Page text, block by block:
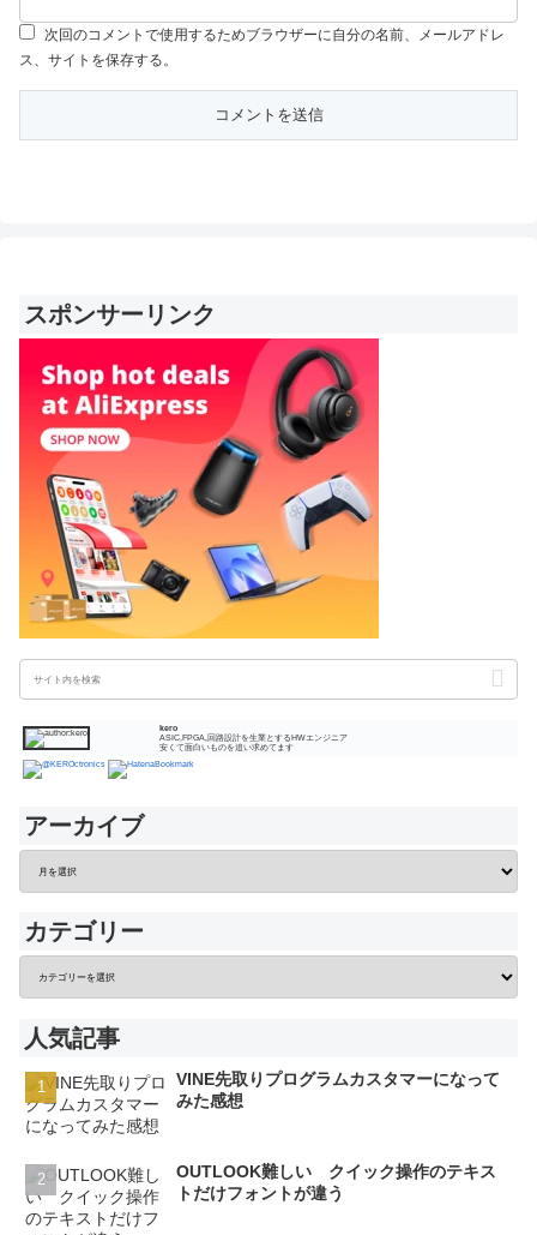
次回のコメントで使用するためブラウザーに自分の名前、メールアドレ
ス、サイトを保存する。
スポンサーリンク
kero
ASIC,FPGA,回路設計を生業とするHWエンジニア
安くて面白いものを追い求めてます
アーカイブ
カテゴリー
人気記事
VINE先取りプログラムカスタマーになって
みた感想
OUTLOOK難しい クイック操作のテキス
トだけフォントが違う